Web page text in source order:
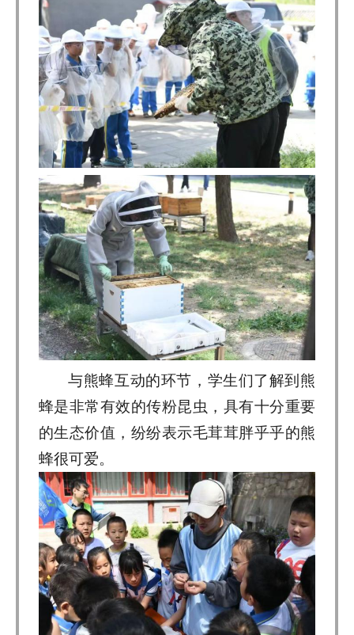
与熊蜂互动的环节，学生们了解到熊
蜂是非常有效的传粉昆虫，具有十分重要
的生态价值，纷纷表示毛茸茸胖乎乎的熊
蜂很可爱。